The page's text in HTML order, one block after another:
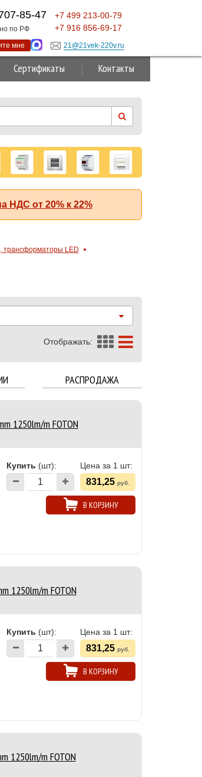
Сертификаты Контакты
НДС от 20% к 22%
трансформаторы LED
Отображать:
РАСПРОДАЖА
1250lm/m FOTON
Купить (шт): Цена за 1 шт:
831,25 руб.
В КОРЗИНУ
1250lm/m FOTON
Купить (шт): Цена за 1 шт:
831,25 руб.
В КОРЗИНУ
1250lm/m FOTON
85-47
по РФ
+7 499 213-00-79
+7 916 856-69-17
мне 21@21vek-220v.ru